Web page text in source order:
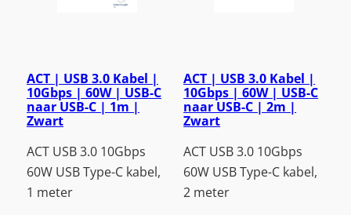
ACT | USB 3.0 Kabel |
10Gbps | 60W | USB-C
naar USB-C | 1m |
Zwart
ACT USB 3.0 10Gbps
60W USB Type-C kabel,
1 meter
ACT | USB 3.0 Kabel |
10Gbps | 60W | USB-C
naar USB-C | 2m |
Zwart
ACT USB 3.0 10Gbps
60W USB Type-C kabel,
2 meter